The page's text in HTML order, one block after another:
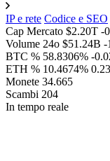
IP e rete Codice e SEO
Cap Mercato $2.20T -
Volume 24o $51.24B -
BTC % 58.8306% -
ETH % 10.4674%
Monete 34.665
Scambi 204
In tempo reale